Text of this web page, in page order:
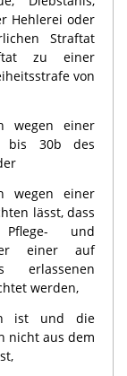
Hehlerei oder
Straftat
zu einer
von
wegen einer
bis 30b des
wegen einer
lässt, dass
und
einer auf
erlassenen
werden,
ist und die
nicht aus dem